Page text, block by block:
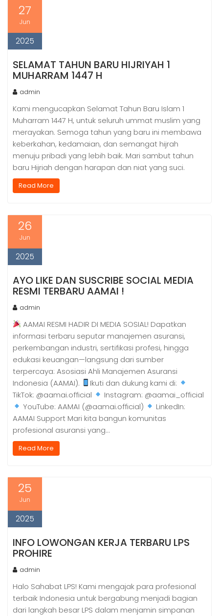
27
Jun
2025
SELAMAT TAHUN BARU HIJRIYAH 1
MUHARRAM 1447 H
admin
Kami mengucapkan Selamat Tahun Baru Islam 1
Muharram 1447 H, untuk seluruh ummat muslim yang
merayakan. Semoga tahun yang baru ini membawa
keberkahan, kedamaian, dan semangat hijrah
menuju pribadi yang lebih baik. Mari sambut tahun
baru Hijriah dengan harapan dan niat yang suci.
Read More
26
Jun
2025
AYO LIKE DAN SUSCRIBE SOCIAL MEDIA
RESMI TERBARU AAMAI !
admin
AAMAI RESMI HADIR DI MEDIA SOSIAL! Dapatkan
informasi terbaru seputar manajemen asuransi,
perkembangan industri, sertifikasi profesi, hingga
edukasi keuangan—langsung dari sumber
terpercaya: Asosiasi Ahli Manajemen Asuransi
Indonesia (AAMAI).
Ikuti dan dukung kami di:
TikTok: @aamai.official
Instagram: @aamai_official
YouTube: AAMAI (@aamai.official)
LinkedIn:
AAMAI Support Mari kita bangun komunitas
profesional asuransi yang…
Read More
25
Jun
2025
INFO LOWONGAN KERJA TERBARU LPS
PROHIRE
admin
Halo Sahabat LPS! Kami mengajak para profesional
terbaik Indonesia untuk bergabung menjadi bagian
dari langkah besar LPS dalam menjamin simpanan